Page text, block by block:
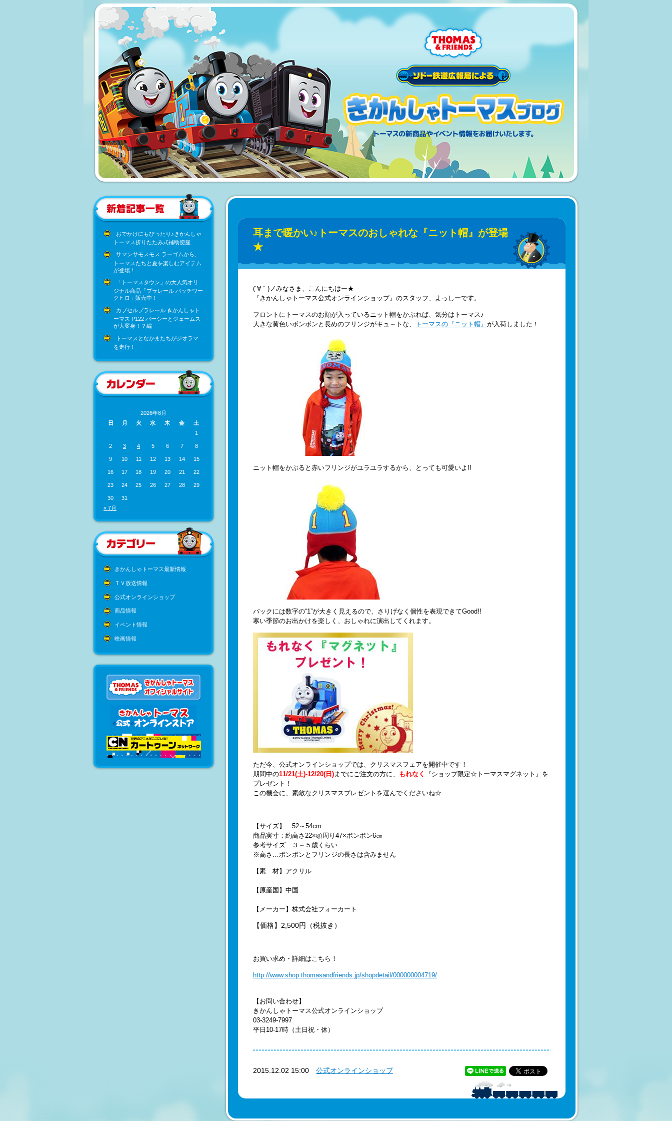
おでかけにもぴったり♪きかんしゃ
トーマス折りたたみ式補助便座
サマンサモスモス ラーゴムから、
トーマスたちと夏を楽しむアイテム
が登場！
「トーマスタウン」の大人気オリ
ジナル商品「プラレール パッチワー
クヒロ」販売中！
カプセルプラレール きかんしゃト
ーマス P122 パーシーとジェームス
が大変身！？編
トーマスとなかまたちがジオラマ
を走行！
2026年8月
日
月 火 水 木 金
土
1
2 3 4 5 6 7 8
9 10 11 12 13 14 15
16 17 18 19 20 21 22
23 24 25 26 27 28 29
30
31
« 7月
きかんしゃトーマス最新情報
ＴＶ放送情報
公式オンラインショップ
商品情報
イベント情報
映画情報
耳まで暖かい♪トーマスのおしゃれな『ニット帽』が登場
★
(´∀｀)ノみなさま、こんにちはー★
『きかんしゃトーマス公式オンラインショップ』のスタッフ、よっしーです。
フロントにトーマスのお顔が入っているニット帽をかぶれば、気分はトーマス♪
大きな黄色いボンボンと長めのフリンジがキュ～トな、
トーマスの『ニット帽』 が入荷しました！
ニット帽をかぶると赤いフリンジがユラユラするから、とっても可愛いよ!!
バックには数字の“1”が大きく見えるので、さりげなく個性を表現できてGood!!
寒い季節のお出かけを楽しく、おしゃれに演出してくれます。
ただ今、公式オンラインショップでは、クリスマスフェアを開催中です！
期間中の11/21(土)-12/20(日)までにご注文の方に、 もれなく
『ショップ限定☆トーマスマグネット』を
プレゼント！
この機会に、素敵なクリスマスプレゼントを選んでくださいね☆
【サイズ】 52～54cm
商品実寸：約高さ22×頭周り47×ボンボン6㎝
参考サイズ…３～５歳くらい
※高さ…ボンボンとフリンジの長さは含みません
【素 材】アクリル
【原産国】中国
【メーカー】株式会社フォーカート
【価格】2,500円（税抜き）
お買い求め・詳細はこちら！
http://www.shop.thomasandfriends.jp/shopdetail/000000004719/
【お問い合わせ】
きかんしゃトーマス公式オンラインショップ
03-3249-7997
平日10-17時（土日祝・休）
2015.12.02 15:00 公式オンラインショップ